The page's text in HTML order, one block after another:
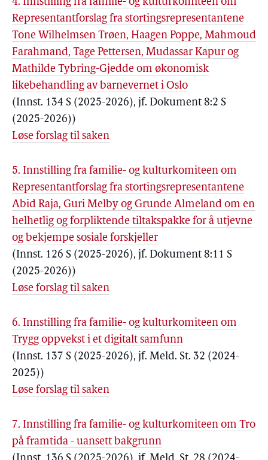
Representantforslag fra stortingsrepresentantene
Tone Wilhelmsen Trøen, Haagen Poppe, Mahmoud
Farahmand, Tage Pettersen, Mudassar Kapur og
Mathilde Tybring-Gjedde om økonomisk
likebehandling av barnevernet i Oslo
(Innst. 134 S (2025-2026), jf. Dokument 8:2 S
(2025-2026))
Løse forslag til saken
5. Innstilling fra familie- og kulturkomiteen om
Representantforslag fra stortingsrepresentantene
Abid Raja, Guri Melby og Grunde Almeland om en
helhetlig og forpliktende tiltakspakke for å utjevne
og bekjempe sosiale forskjeller
(Innst. 126 S (2025-2026), jf. Dokument 8:11 S
(2025-2026))
Løse forslag til saken
6. Innstilling fra familie- og kulturkomiteen om
Trygg oppvekst i et digitalt samfunn
(Innst. 137 S (2025-2026), jf. Meld. St. 32 (2024-
2025))
Løse forslag til saken
7. Innstilling fra familie- og kulturkomiteen om Tro
på framtida - uansett bakgrunn